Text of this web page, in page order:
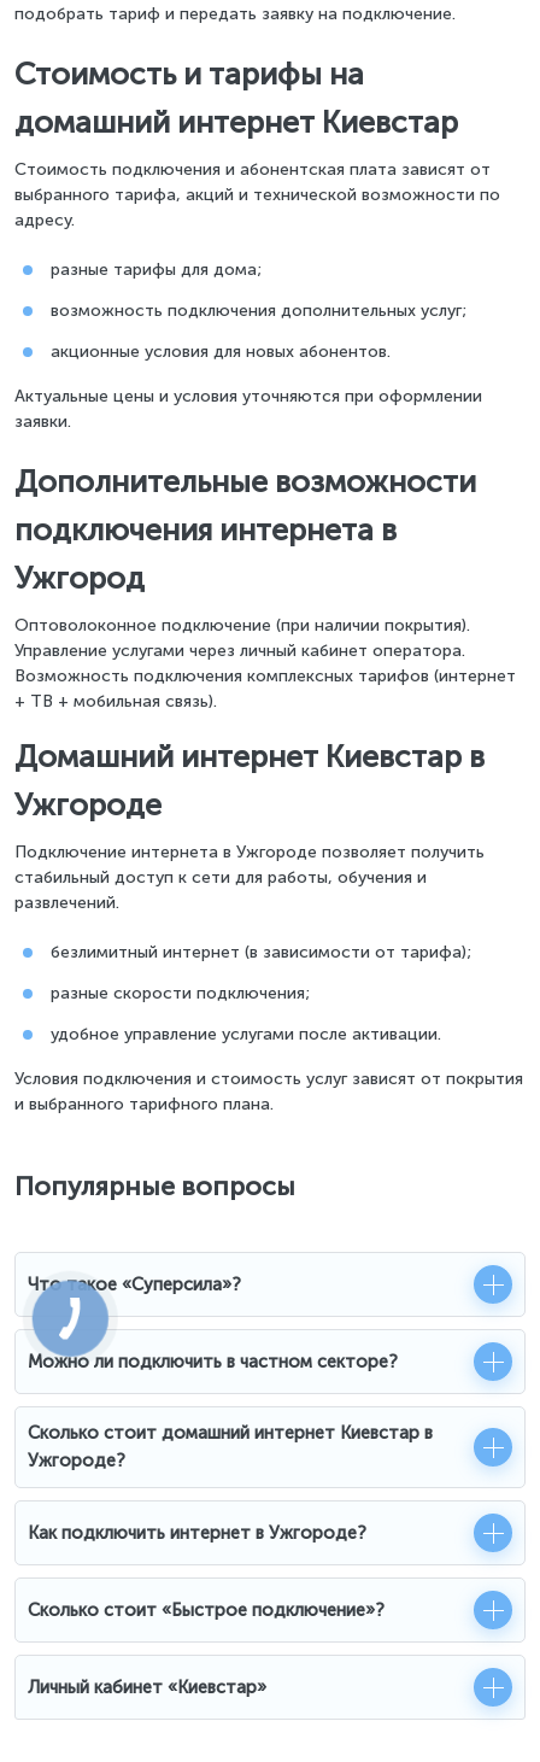
подобрать тариф и передать заявку на подключение.
Стоимость и тарифы на
домашний интернет Киевстар
Стоимость подключения и абонентская плата зависят от
выбранного тарифа, акций и технической возможности по
адресу.
разные тарифы для дома;
возможность подключения дополнительных услуг;
акционные условия для новых абонентов.
Актуальные цены и условия уточняются при оформлении
заявки.
Дополнительные возможности
подключения интернета в
Ужгород
Оптоволоконное подключение (при наличии покрытия).
Управление услугами через личный кабинет оператора.
Возможность подключения комплексных тарифов (интернет
+ ТВ + мобильная связь).
Домашний интернет Киевстар в
Ужгороде
Подключение интернета в Ужгороде позволяет получить
стабильный доступ к сети для работы, обучения и
развлечений.
безлимитный интернет (в зависимости от тарифа);
разные скорости подключения;
удобное управление услугами после активации.
Условия подключения и стоимость услуг зависят от покрытия
и выбранного тарифного плана.
Популярные вопросы
Что такое «Суперсила»?
Можно ли подключить в частном секторе?
Сколько стоит домашний интернет Киевстар в
Ужгороде?
Как подключить интернет в Ужгороде?
Сколько стоит «Быстрое подключение»?
Личный кабинет «Киевстар»